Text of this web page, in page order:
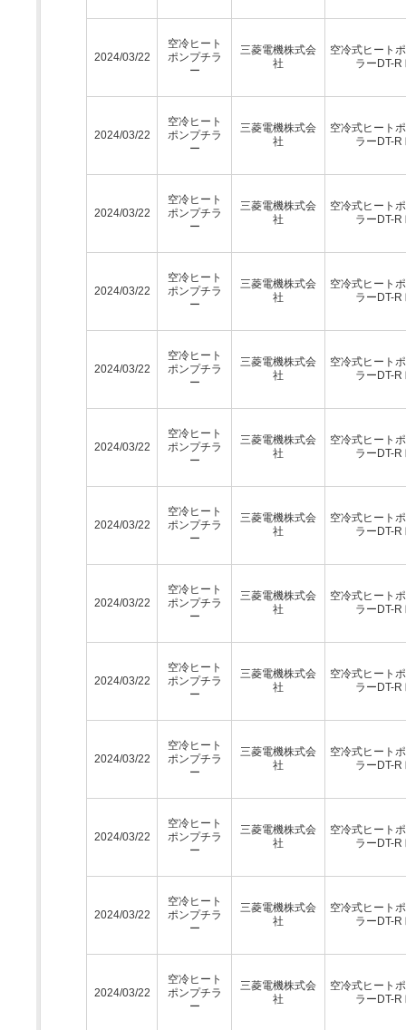
2024/03/22
空冷ヒート
ポンプチラ
ー
三菱電機株式会
社
空冷式ヒート
ラーDT-
2024/03/22
空冷ヒート
ポンプチラ
ー
三菱電機株式会
社
空冷式ヒート
ラーDT-
2024/03/22
空冷ヒート
ポンプチラ
ー
三菱電機株式会
社
空冷式ヒート
ラーDT-
2024/03/22
空冷ヒート
ポンプチラ
ー
三菱電機株式会
社
空冷式ヒート
ラーDT-
2024/03/22
空冷ヒート
ポンプチラ
ー
三菱電機株式会
社
空冷式ヒート
ラーDT-
2024/03/22
空冷ヒート
ポンプチラ
ー
三菱電機株式会
社
空冷式ヒート
ラーDT-
2024/03/22
空冷ヒート
ポンプチラ
ー
三菱電機株式会
社
空冷式ヒート
ラーDT-
2024/03/22
空冷ヒート
ポンプチラ
ー
三菱電機株式会
社
空冷式ヒート
ラーDT-
2024/03/22
空冷ヒート
ポンプチラ
ー
三菱電機株式会
社
空冷式ヒート
ラーDT-
2024/03/22
空冷ヒート
ポンプチラ
ー
三菱電機株式会
社
空冷式ヒート
ラーDT-
2024/03/22
空冷ヒート
ポンプチラ
ー
三菱電機株式会
社
空冷式ヒート
ラーDT-
2024/03/22
空冷ヒート
ポンプチラ
ー
三菱電機株式会
社
空冷式ヒート
ラーDT-
2024/03/22
空冷ヒート
ポンプチラ
ー
三菱電機株式会
社
空冷式ヒート
ラーDT-